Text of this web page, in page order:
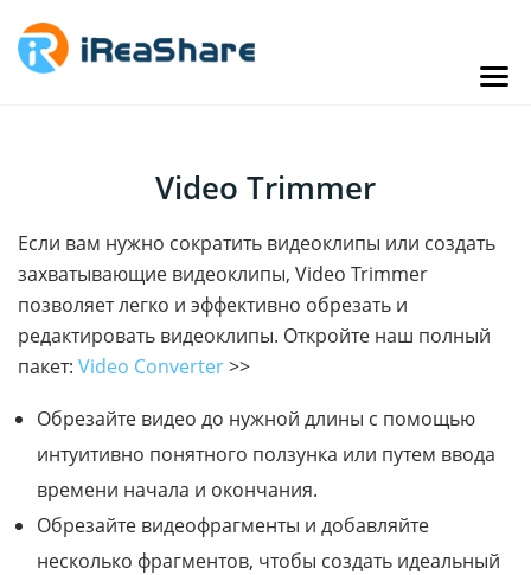
Video Trimmer
Если вам нужно сократить видеоклипы или создать
захватывающие видеоклипы, Video Trimmer
позволяет легко и эффективно обрезать и
редактировать видеоклипы. Откройте наш полный
пакет: Video Converter>>
Обрезайте видео до нужной длины с помощью
интуитивно понятного ползунка или путем ввода
времени начала и окончания.
Обрезайте видеофрагменты и добавляйте
несколько фрагментов, чтобы создать идеальный